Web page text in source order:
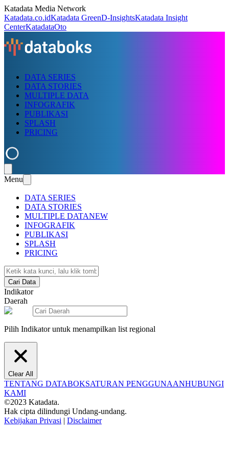
Katadata Media Network
Katadata.co.idKatadata GreenD-InsightsKatadata Insight
CenterKatadataOto
DATA SERIES
DATA STORIES
MULTIPLE DATA
INFOGRAFIK
PUBLIKASI
SPLASH
PRICING
Menu
DATA SERIES
DATA STORIES
MULTIPLE DATANEW
INFOGRAFIK
PUBLIKASI
SPLASH
PRICING
Cari Data
Indikator
Daerah
Pilih Indikator untuk menampilkan list regional
Clear All
TENTANG DATABOKSATURAN PENGGUNAANHUBUNGI
KAMI
©2023 Katadata.
Hak cipta dilindungi Undang-undang.
Kebijakan Privasi | Disclaimer